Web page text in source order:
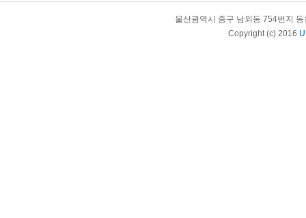
울산광역시 중구 남외동 754번지
Copyright (c) 2016